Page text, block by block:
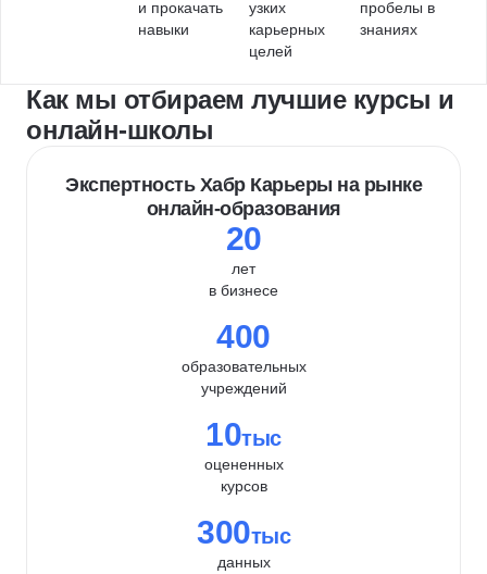
и прокачать
навыки
узких
карьерных
целей
пробелы в
знаниях
Как мы отбираем лучшие курсы и
онлайн-школы
Экспертность Хабр Карьеры на рынке
онлайн-образования
20
лет
в бизнесе
400
образовательных
учреждений
10тыс
оцененных
курсов
300тыс
данных